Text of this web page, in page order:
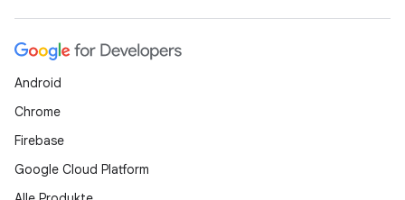
Android
Chrome
Firebase
Google Cloud Platform